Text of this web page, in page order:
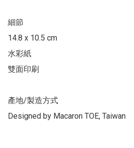
細節
14.8 x 10.5 cm
水彩紙
雙面印刷
產地/製造方式
Designed by Macaron TOE, Taiwan